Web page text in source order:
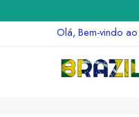
Olá, Bem-vindo